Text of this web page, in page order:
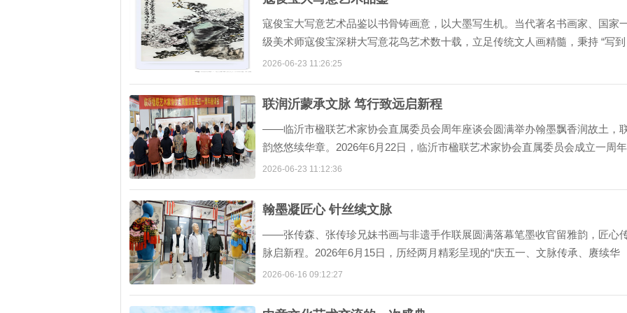
寇俊宝大写意艺术品鉴以书骨铸画意，以大墨写生机。当代著名书画家、国家
级美术师寇俊宝深耕大写意花鸟艺术数十载，立足传统文人画精髓，秉持 “写到
极处即是画，画到极
2026-06-23 11:26:25
联润沂蒙承文脉 笃行致远启新程
——临沂市楹联艺术家协会直属委员会周年座谈会圆满举办翰墨飘香润故土，
韵悠悠续华章。2026年6月22日，临沂市楹联艺术家协会直属委员会成立一周年
座谈会在临沂市
2026-06-23 11:12:36
翰墨凝匠心 针丝续文脉
——张传森、张传珍兄妹书画与非遗手作联展圆满落幕笔墨收官留雅韵，匠心
脉启新程。2026年6月15日，历经两月精彩呈现的“庆五一、文脉传承、赓续华
章”张传森、张
2026-06-16 09:12:27